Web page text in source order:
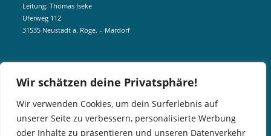
Wir schätzen deine Privatsphäre!
Wir verwenden Cookies, um dein Surferlebnis auf
unserer Seite zu verbessern, personalisierte Werbung
oder Inhalte zu präsentieren und unseren Datenverkehr
Leitung: Thomas Iseke
Uferweg 112
31535 Neustadt a. Rbge. – Mardorf
info@delmar-mardorf.de